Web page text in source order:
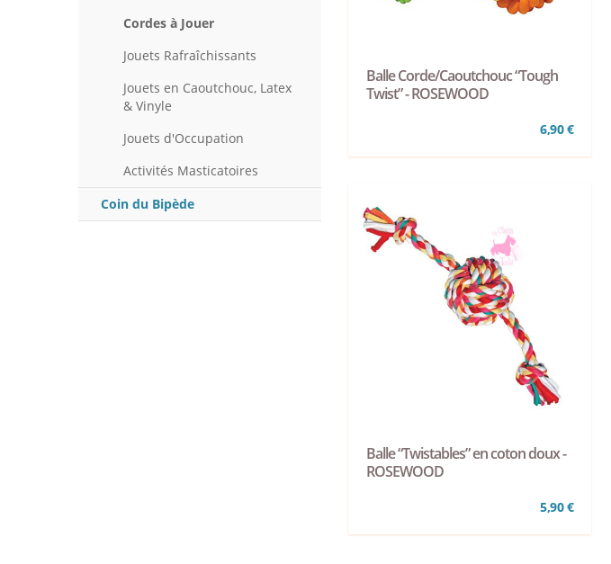
Cordes à Jouer
Jouets Rafraîchissants
Jouets en Caoutchouc, Latex
& Vinyle
Jouets d'Occupation
Activités Masticatoires
Coin du Bipède
Balle Corde/Caoutchouc “Tough
Twist” - ROSEWOOD
6,90 €
Balle “Twistables” en coton doux -
ROSEWOOD
5,90 €